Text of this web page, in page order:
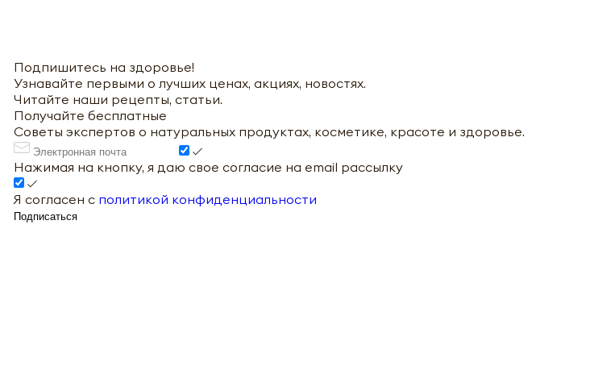
Подпишитесь на здоровье!
Узнавайте первыми о лучших ценах, акциях, новостях.
Читайте наши рецепты, статьи.
Получайте бесплатные
Советы экспертов о натуральных продуктах, косметике, красоте и здоровье.
Нажимая на кнопку, я даю свое согласие на email рассылку
Я согласен с политикой конфиденциальности
Подписаться